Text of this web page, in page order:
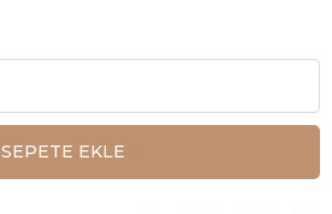
SEPETE EKLE